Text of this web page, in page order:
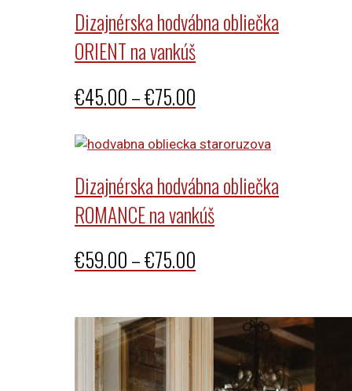
€80.00
Dizajnérska hodvábna obliečka
ORIENT na vankúš
€45.00–€75.00
€45.00
through
€75.00
Dizajnérska hodvábna obliečka
ROMANCE na vankúš
€59.00–€75.00
€59.00
through
€75.00